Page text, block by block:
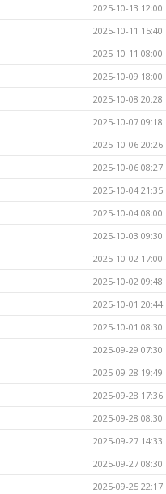
2025-10-13 12:00
2025-10-11 15:40
2025-10-11 08:00
2025-10-09 18:00
2025-10-08 20:28
2025-10-07 09:18
2025-10-06 20:26
2025-10-06 08:27
2025-10-04 21:35
2025-10-04 08:00
2025-10-03 09:30
2025-10-02 17:00
2025-10-02 09:48
2025-10-01 20:44
2025-10-01 08:30
2025-09-29 07:30
2025-09-28 19:49
2025-09-28 17:36
2025-09-28 08:30
2025-09-27 14:33
2025-09-27 08:30
2025-09-25 22:17